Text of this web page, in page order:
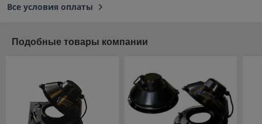
Все условия оплаты
Подобные товары компании